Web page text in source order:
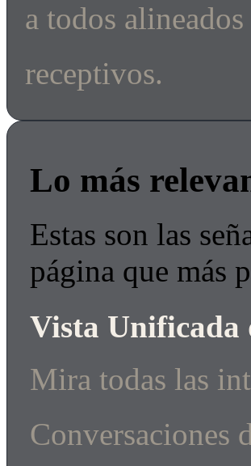
a todos
receptivos.
Lo más
Estas son las
página que más
Vista Unificada
Mira todas las
Conversaciones